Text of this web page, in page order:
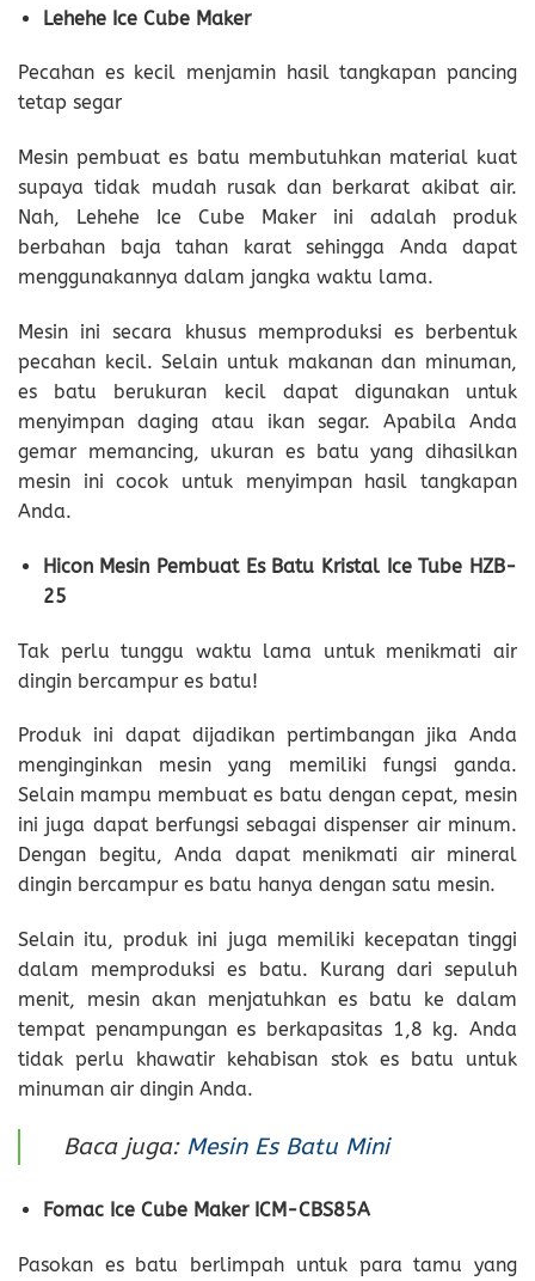
Lehehe Ice Cube Maker
Pecahan es kecil menjamin hasil tangkapan pancing
tetap segar
Mesin pembuat es batu membutuhkan material kuat
supaya tidak mudah rusak dan berkarat akibat air.
Nah, Lehehe Ice Cube Maker ini adalah produk
berbahan baja tahan karat sehingga Anda dapat
menggunakannya dalam jangka waktu lama.
Mesin ini secara khusus memproduksi es berbentuk
pecahan kecil. Selain untuk makanan dan minuman,
es batu berukuran kecil dapat digunakan untuk
menyimpan daging atau ikan segar. Apabila Anda
gemar memancing, ukuran es batu yang dihasilkan
mesin ini cocok untuk menyimpan hasil tangkapan
Anda.
Hicon Mesin Pembuat Es Batu Kristal Ice Tube HZB-
25
Tak perlu tunggu waktu lama untuk menikmati air
dingin bercampur es batu!
Produk ini dapat dijadikan pertimbangan jika Anda
menginginkan mesin yang memiliki fungsi ganda.
Selain mampu membuat es batu dengan cepat, mesin
ini juga dapat berfungsi sebagai dispenser air minum.
Dengan begitu, Anda dapat menikmati air mineral
dingin bercampur es batu hanya dengan satu mesin.
Selain itu, produk ini juga memiliki kecepatan tinggi
dalam memproduksi es batu. Kurang dari sepuluh
menit, mesin akan menjatuhkan es batu ke dalam
tempat penampungan es berkapasitas 1,8 kg. Anda
tidak perlu khawatir kehabisan stok es batu untuk
minuman air dingin Anda.
Baca juga: Mesin Es Batu Mini
Fomac Ice Cube Maker ICM-CBS85A
Pasokan es batu berlimpah untuk para tamu yang